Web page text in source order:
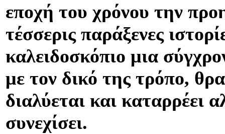
εποχή του χρόνου την
τέσσερις παράξενες
καλειδοσκόπιο μια
με τον δικό της τρόπο,
διαλύεται και καταρρέει
συνεχίσει.